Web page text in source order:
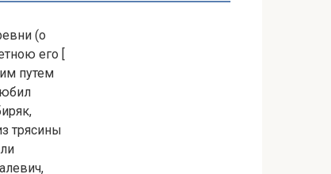
(о
его [
путем
трясины